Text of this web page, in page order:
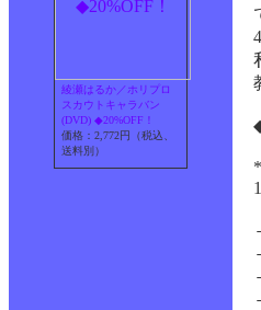
綾瀬はるか／ホリプロ
スカウトキャラバン
(DVD) ◆20%OFF！
価格：2,772円（税込、
送料別）